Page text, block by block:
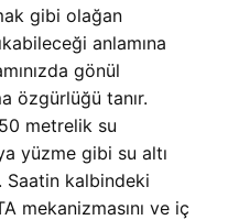
gibi olağan
anlamına
gönül
özgürlüğü tanır.
metrelik su
yüzme gibi su altı
kalbindeki
mekanizmasını ve iç